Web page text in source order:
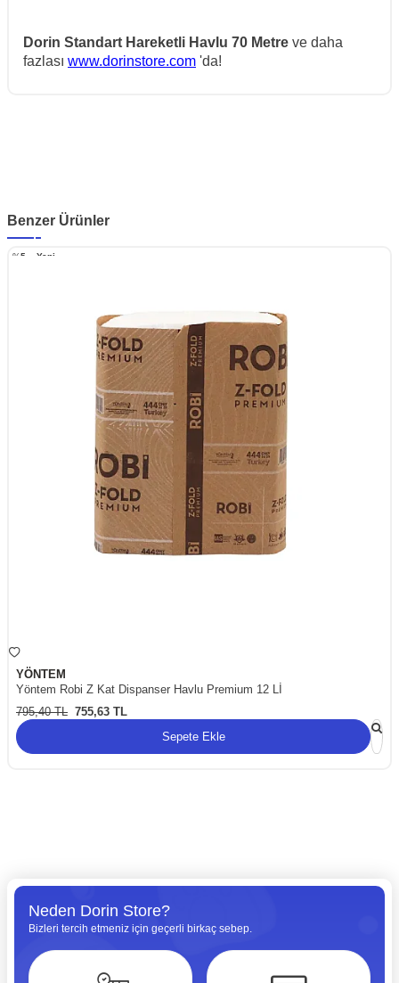
Dorin Standart Hareketli Havlu 70 Metre ve daha
fazlası www.dorinstore.com 'da!
Benzer Ürünler
%5 Yeni
YÖNTEM
Yöntem Robi Z Kat Dispanser Havlu Premium 12 Lİ
795,40TL 755,63 TL
Sepete Ekle
Neden Dorin Store?
Bizleri tercih etmeniz için geçerli birkaç sebep.